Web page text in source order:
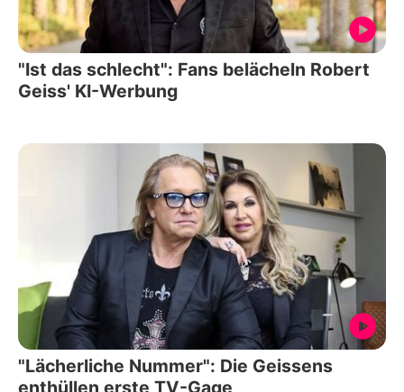
"Ist das schlecht": Fans belächeln Robert
Geiss' KI-Werbung
"Lächerliche Nummer": Die Geissens